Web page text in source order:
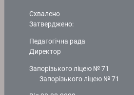
Затверджено:
Педагогічна
Директор
Запорізького
Запорізького ліцею № 71